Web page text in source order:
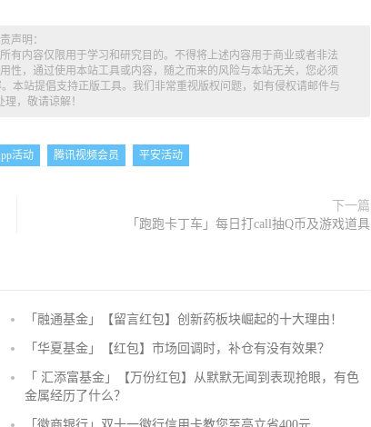
声明：
有内容仅限用于学习和研究目的。不得将上述内容用于商业或者非法
性，通过使用本站工具或内容，随之而来的风险与本站无关，您必须
本站提倡支持正版工具。我们非常重视版权问题，如有侵权请邮件与
理，敬请谅解！
活动 腾讯视频会员 平安活动
下一篇
「跑跑卡丁车」每日打call抽Q币及游戏道具
「融通基金」【留言红包】创新药板块崛起的十大理由！
「华夏基金」【红包】市场回调时，补仓有没有效果？
「 汇添富基金」【万份红包】从默默无闻到表现抢眼，有色
金属经历了什么？